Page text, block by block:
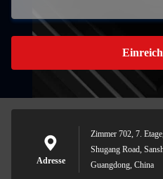
Adresse
Zimmer 702, 7.
Shugang Road,
Guangdong, China